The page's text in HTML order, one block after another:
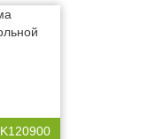
K120900